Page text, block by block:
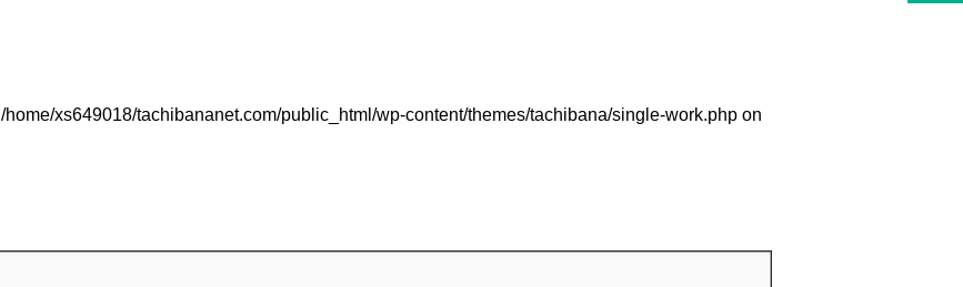
/home/xs649018/tachibananet.com/public_html/wp-content/themes/tachibana/single-work.php on